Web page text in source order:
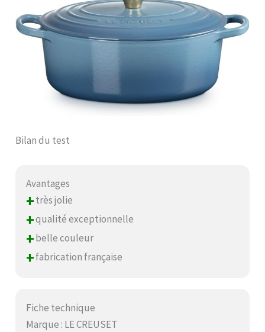
Bilan du test
Avantages
+très jolie
+qualité exceptionnelle
+belle couleur
+fabrication française
Fiche technique
Marque : LE CREUSET